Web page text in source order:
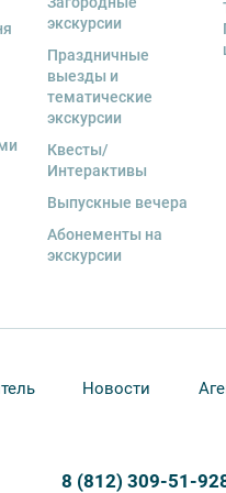
проведения
оборудования
руб. 00 коп.
экскурсии для
и номер заграничного
экскурсии
Праздничные
выезды и
тематические
экскурсии
Квесты/
Интерактивы
Выпускные вечера
Абонементы на
экскурсии
Новости
8 (812) 309-51-92